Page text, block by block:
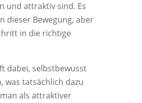
und attraktiv sind. Es
dieser Bewegung, aber
in die richtige
dabei, selbstbewusst
was tatsächlich dazu
als attraktiver